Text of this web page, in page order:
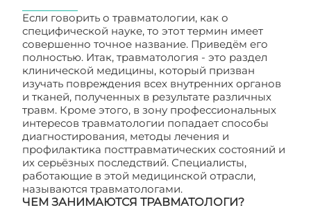
Если говорить о травматологии, как о
специфической науке, то этот термин имеет
совершенно точное название. Приведём его
полностью. Итак, травматология - это раздел
клинической медицины, который призван
изучать повреждения всех внутренних органов
и тканей, полученных в результате различных
травм. Кроме этого, в зону профессиональных
интересов травматологии попадает способы
диагностирования, методы лечения и
профилактика посттравматических состояний и
их серьёзных последствий. Специалисты,
работающие в этой медицинской отрасли,
называются травматологами.
ЧЕМ ЗАНИМАЮТСЯ ТРАВМАТОЛОГИ?